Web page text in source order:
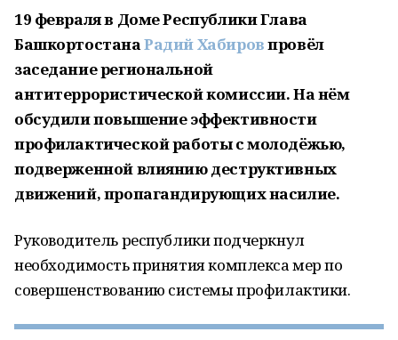
19 февраля в Доме Республики Глава
БашкортостанаРадий Хабировпровёл
заседание региональной
антитеррористической комиссии. На нём
обсудили повышение эффективности
профилактической работы с молодёжью,
подверженной влиянию деструктивных
движений, пропагандирующих насилие.
Руководитель республики подчеркнул
необходимость принятия комплекса мер по
совершенствованию системы профилактики.